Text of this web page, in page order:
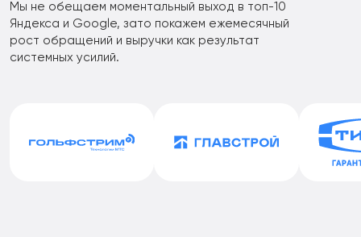
Мы не обещаем моментальный выход в топ-10
Яндекса и Google, зато покажем ежемесячный
рост обращений и выручки как результат
системных усилий.